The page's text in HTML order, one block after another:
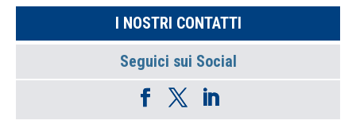
I NOSTRI CONTATTI
Seguici sui Social